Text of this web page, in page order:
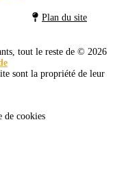
Plan du site
tout le reste de © 2026
sont la propriété de leur
de cookies